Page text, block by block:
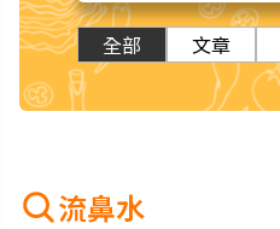
全部 文章
流鼻水